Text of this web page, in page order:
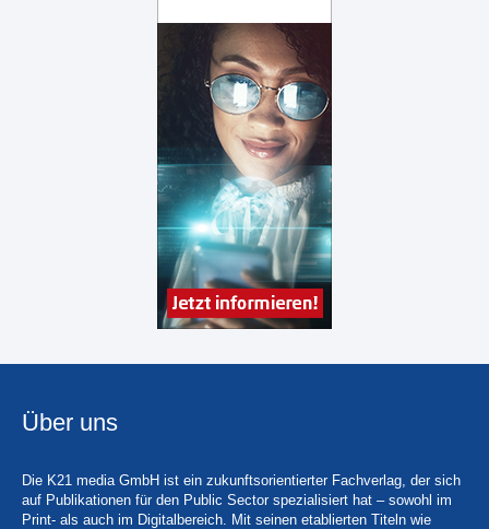
Über uns
Die K21 media GmbH ist ein zukunftsorientierter Fachverlag, der sich
auf Publikationen für den Public Sector spezialisiert hat – sowohl im
Print- als auch im Digitalbereich. Mit seinen etablierten Titeln wie